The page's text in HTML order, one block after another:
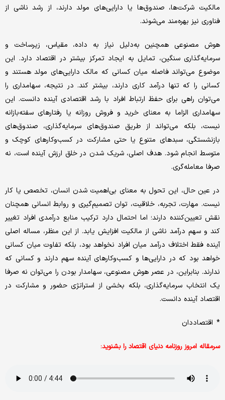
مالکیت شرکت‌ها، صندوق‌ها یا دارایی‌های مولد دارند، از رشد ناشی از
فناوری نیز بهره‌مند می‌شوند.
هوش مصنوعی همچنین به‌دلیل نیاز به داده، مقیاس، زیرساخت و
سرمایه‌گذاری سنگین، تمایل به ایجاد تمرکز بیشتر در اقتصاد دارد. این
موضوع می‌تواند فاصله میان کسانی که مالک دارایی‌های مولد هستند و
کسانی را که تنها درآمد کاری دارند، بیشتر کند. در نتیجه، سهامداری را
می‌توان راهی برای حفظ ارتباط افراد با رشد اقتصادی آینده دانست. این
سهامداری الزاما به معنای خرید و فروش روزانه یا رفتارهای سفته‌بازانه
نیست، بلکه می‌تواند از طریق صندوق‌های سرمایه‌گذاری، صندوق‌های
بازنشستگی، سبدهای متنوع یا حتی مشارکت در کسب‌وکارهای کوچک و
متوسط انجام شود. هدف اصلی، شریک شدن در خلق ارزش آینده است، نه
صرفا معامله‌گری.
در عین حال، این تحول به معنای بی‌اهمیت شدن انسان، تخصص یا کار
نیست. مهارت، تجربه، خلاقیت، توان تصمیم‌گیری و روابط انسانی همچنان
نقش تعیین‌کننده دارند؛ اما احتمال دارد ترکیب منابع درآمدی افراد تغییر
کند و سهم درآمد ناشی از مالکیت افزایش یابد. از این منظر، مساله اصلی
آینده فقط اختلاف درآمد میان افراد نخواهد بود، بلکه تفاوت میان کسانی
خواهد بود که در دارایی‌ها و کسب‌وکارهای آینده سهم دارند و کسانی که
ندارند. بنابراین، در عصر هوش مصنوعی، سهامدار بودن را می‌توان نه صرفا
یک انتخاب سرمایه‌گذاری، بلکه بخشی از استراتژی حضور و مشارکت در
اقتصاد آینده دانست.
* اقتصاددان
سرمقاله امروز روزنامه دنیای اقتصاد را بشنوید: